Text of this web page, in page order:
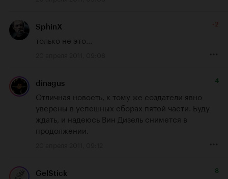
SphinX -2
только не это...
dinagus 4
Отличная новость, к тому же создатели явно
уверены в успешных сборах пятой части. Буду
ждать, и надеюсь Вин Дизель снимется в
продолжении.
GelStick 8